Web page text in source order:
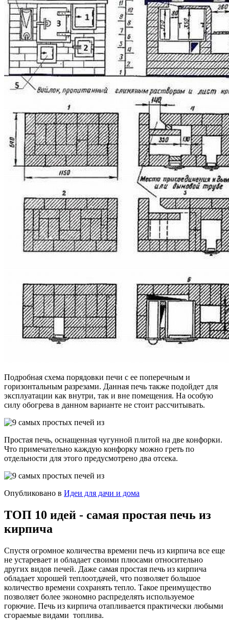
Подробная схема порядовки печи с ее поперечным и
горизонтальным разрезами. Данная печь также подойдет для
эксплуатации как внутри, так и вне помещения. На особую
силу обогрева в данном варианте не стоит рассчитывать.
Простая печь, оснащенная чугунной плитой на две конфорки.
Что примечательно каждую конфорку можно греть по
отдельности для этого предусмотрено два отсека.
Опубликовано в Идеи для дачи и дома
ТОП 10 идей - самая простая печь из
кирпича
Спустя огромное количества времени печь из кирпича все еще
не устаревает и обладает своими плюсами относительно
других видов печей. Даже самая простая печь из кирпича
обладает хорошей теплоотдачей, что позволяет большое
количество времени сохранять тепло. Такое преимущество
позволяет более экономно распределять используемое
горючие. Печь из кирпича отапливается практически любыми
сгораемые видами топлива.